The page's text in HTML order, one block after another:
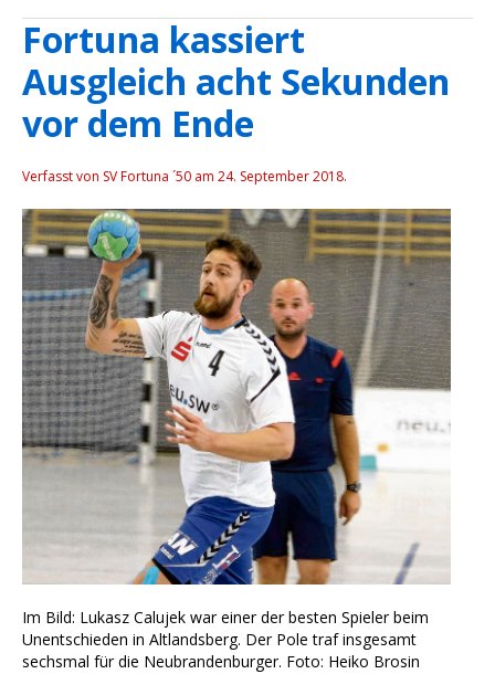
Fortuna kassiert
Ausgleich acht Sekunden
vor dem Ende
Verfasst von SV Fortuna ´50 am 24. September 2018.
Im Bild: Lukasz Calujek war einer der besten Spieler beim
Unentschieden in Altlandsberg. Der Pole traf insgesamt
sechsmal für die Neubrandenburger. Foto: Heiko Brosin